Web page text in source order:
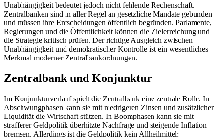
Unabhängigkeit bedeutet jedoch nicht fehlende Rechenschaft.
Zentralbanken sind in aller Regel an gesetzliche Mandate gebunden
und müssen ihre Entscheidungen öffentlich begründen. Parlamente,
Regierungen und die Öffentlichkeit können die Zielerreichung und
die Strategie kritisch prüfen. Der richtige Ausgleich zwischen
Unabhängigkeit und demokratischer Kontrolle ist ein wesentliches
Merkmal moderner Zentralbankordnungen.
Zentralbank und Konjunktur
Im Konjunkturverlauf spielt die Zentralbank eine zentrale Rolle. In
Abschwungphasen kann sie mit niedrigeren Zinsen und zusätzlicher
Liquidität die Wirtschaft stützen. In Boomphasen kann sie mit
strafferer Geldpolitik überhitzte Nachfrage und steigende Inflation
bremsen. Allerdings ist die Geldpolitik kein Allheilmittel: